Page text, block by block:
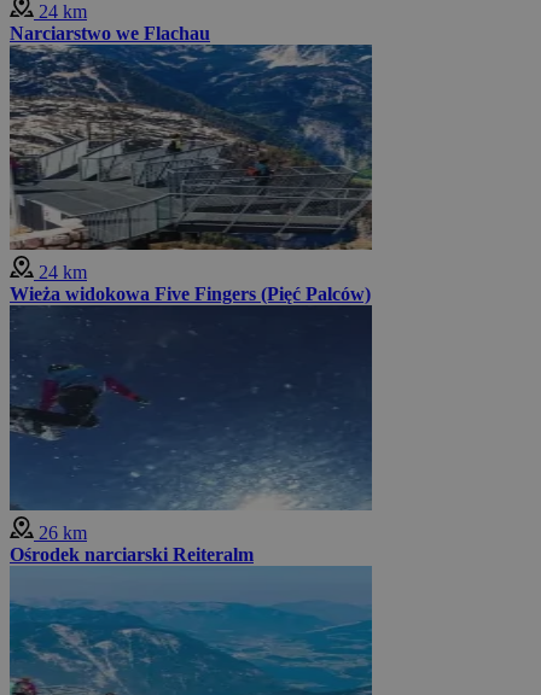
24 km
Narciarstwo we Flachau
24 km
Wieża widokowa Five Fingers (Pięć Palców)
26 km
Ośrodek narciarski Reiteralm